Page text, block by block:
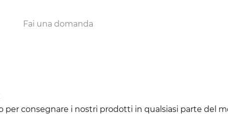
Fai una domanda
per consegnare i nostri prodotti in qualsiasi parte del